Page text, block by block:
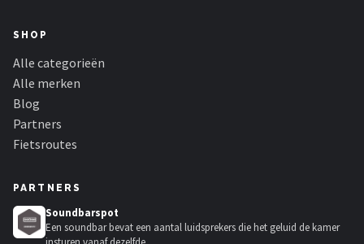
SHOP
Alle categorieën
Alle merken
Blog
Partners
Fietsroutes
PARTNERS
Soundbarspot
Een soundbar bevat een aantal luidsprekers die het geluid de kamer